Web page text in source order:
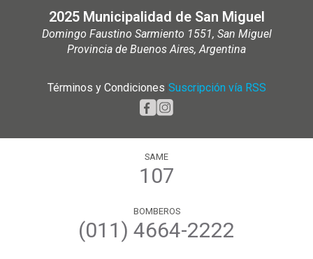
2025 Municipalidad de San Miguel
Domingo Faustino Sarmiento 1551, San Miguel
Provincia de Buenos Aires, Argentina
Términos y Condiciones Suscripción vía RSS
SAME
107
BOMBEROS
(011) 4664-2222